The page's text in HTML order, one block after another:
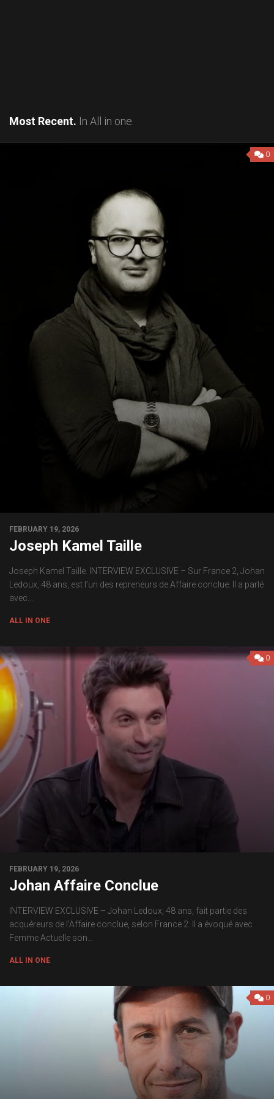
Most Recent. In All in one.
0
FEBRUARY 19, 2026
Joseph Kamel Taille
Joseph Kamel Taille. INTERVIEW EXCLUSIVE – Sur France 2, Johan
Ledoux, 48 ans, est l’un des repreneurs de Affaire conclue. Il a parlé
avec...
ALL IN ONE
0
FEBRUARY 19, 2026
Johan Affaire Conclue
INTERVIEW EXCLUSIVE – Johan Ledoux, 48 ans, fait partie des
acquéreurs de l’Affaire conclue, selon France 2. Il a évoqué avec
Femme Actuelle son...
ALL IN ONE
0